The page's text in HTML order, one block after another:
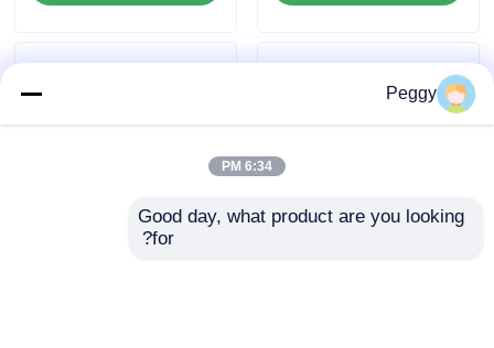
اتصل بنا
اطلب اقتباس
Peggy
6:34 PM
Good day, what product are you looking
for?